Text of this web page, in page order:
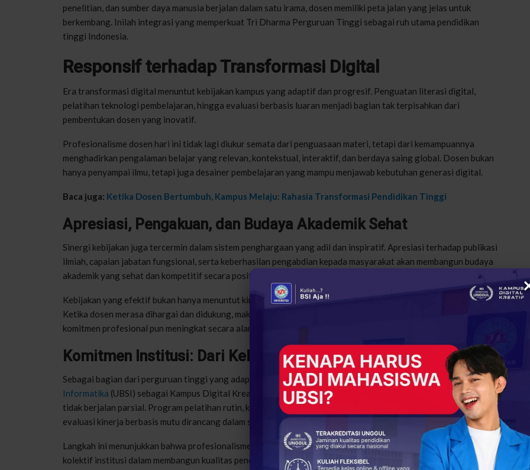
penelitian, dan sumber daya manusia berjalan dalam satu irama, dosen memiliki peta jalan yang jelas untuk
berkembang. Inilah integrasi yang memperkuat Tri Dharma Perguruan Tinggi sebagai ruh utama pendidikan
tinggi Indonesia.
Responsif terhadap Transformasi Digital
Era transformasi digital menuntut kebijakan kampus yang adaptif dan progresif. Penguatan literasi digital,
pelatihan teknologi pembelajaran, hingga evaluasi berbasis luaran menjadi bagian tak terpisahkan dari
pembentukan dosen yang inovatif.
Profesionalisme dosen hari ini tidak lagi diukur semata dari penguasaan materi, tetapi dari kemampuannya
menghadirkan pengalaman belajar yang relevan, kontekstual, interaktif, dan berdaya saing global. Dosen bukan
hanya penyampai ilmu, tetapi juga desainer pembelajaran yang mampu menjawab kebutuhan generasi digital.
Baca juga: Ketika Dosen Bertumbuh, Kampus Melaju: Rahasia Transformasi Pendidikan Tinggi
Apresiasi, Pengakuan, dan Budaya Akademik Sehat
Sinergi kebijakan juga tercermin dalam sistem penghargaan yang adil dan inspiratif. Apresiasi terhadap publikasi
ilmiah, capaian jabatan fungsional, serta keberhasilan pengabdian kepada masyarakat akan membangun budaya
akademik yang sehat dan kompetitif secara positif.
Kebijakan yang efektif bukan hanya menuntut kinerja, tetapi juga menyediakan pendampingan dan ruang tumbuh.
Ketika dosen merasa dihargai dan didukung, maka rasa memiliki terhadap institusi akan semakin kuat, dan
komitmen profesional pun meningkat secara alami.
Komitmen Institusi: Dari Kebijakan ke Aksi Nyata
Sebagai bagian dari perguruan tinggi yang adaptif terhadap perkembangan zaman,Universitas Bina Sarana
Informatika (UBSI) sebagai Kampus Digital Kreatif terus memastikan bahwa kebijakan pengembangan dosen
tidak berjalan parsial. Program pelatihan rutin, klinik proposal penelitian, pendampingan publikasi ilmiah, hingga
evaluasi kinerja berbasis mutu dirancang dalam satu ekosistem terpadu.
Langkah ini menunjukkan bahwa profesionalisme dosen bukan hanya tanggung jawab individu, tetapi komitmen
kolektif institusi dalam membangun kualitas pendidikan yang berkelanjutan.